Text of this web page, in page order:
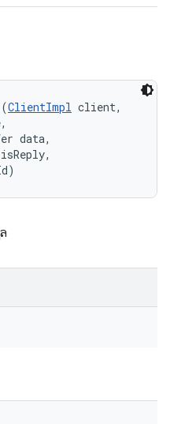
ClientImpl client,
data,